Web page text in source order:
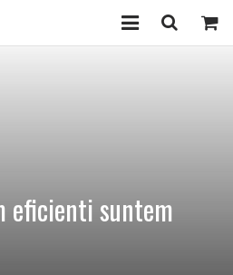
eficienti suntem